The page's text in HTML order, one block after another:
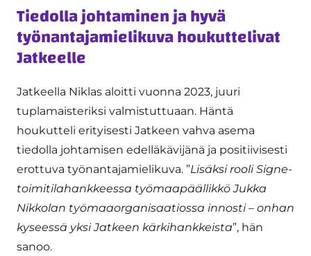
Tiedolla johtaminen ja hyvä
työnantajamielikuva houkuttelivat
Jatkeelle
Jatkeella Niklas aloitti vuonna 2023, juuri
tuplamaisteriksi valmistuttuaan. Häntä
houkutteli erityisesti Jatkeen vahva asema
tiedolla johtamisen edelläkävijänä ja positiivisesti
erottuva työnantajamielikuva. ”Lisäksi rooli Signe-
toimitilahankkeessa työmaapäällikkö Jukka
Nikkolan työmaaorganisaatiossa innosti – onhan
kyseessä yksi Jatkeen kärkihankkeista”, hän
sanoo.